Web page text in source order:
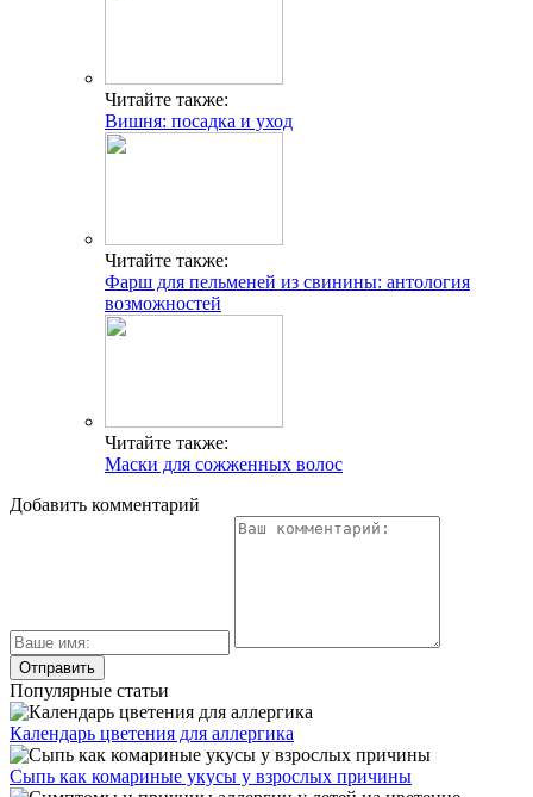
Читайте также:
Вишня: посадка и уход
Читайте также:
Фарш для пельменей из свинины: антология
возможностей
Читайте также:
Маски для сожженных волос
Добавить комментарий
Популярные статьи
Календарь цветения для аллергика
Сыпь как комариные укусы у взрослых причины